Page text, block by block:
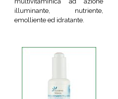
illuminante, nutriente,
emolliente ed idratante.